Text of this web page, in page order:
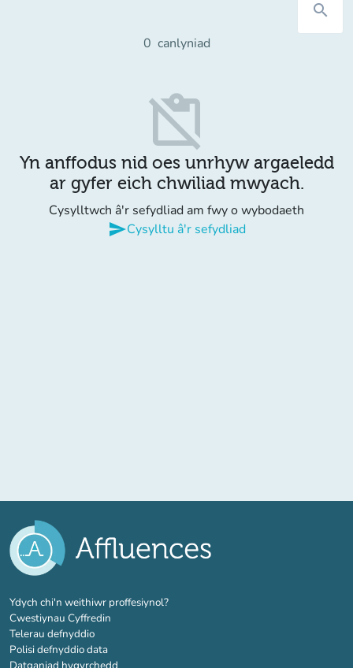
search
0 canlyniad
content_paste_off
Yn anffodus nid oes unrhyw argaeledd
ar gyfer eich chwiliad mwyach.
Cysylltwch â'r sefydliad am fwy o wybodaeth
sendCysylltu â'r sefydliad
Ydych chi'n weithiwr proffesiynol?(tab newydd)
Cwestiynau Cyffredin
Telerau defnyddio
Polisi defnyddio data